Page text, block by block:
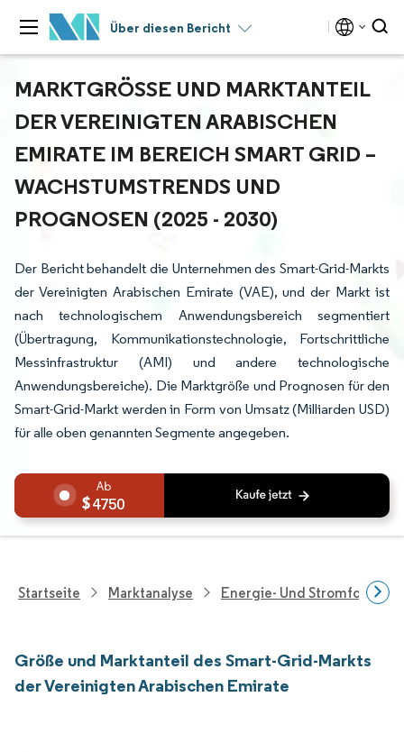
Über diesen Bericht
MARKTGRÖSSE UND MARKTANTEIL D
ER VEREINIGTEN ARABISCHEN E
MIRATE IM BEREICH SMART GRID – W
ACHSTUMSTRENDS UND P
ROGNOSEN (2025 - 2030)
Der Bericht behandelt die Unternehmen des Smart-Grid-Markts
der Vereinigten Arabischen Emirate (VAE), und der Markt ist
nach technologischem Anwendungsbereich segmentiert
(Übertragung, Kommunikationstechnologie, Fortschrittliche
Messinfrastruktur (AMI) und andere technologische
Anwendungsbereiche). Die Marktgröße und Prognosen für den
Smart-Grid-Markt werden in Form von Umsatz (Milliarden USD)
für alle oben genannten Segmente angegeben.
4750
Startseite Marktanalyse Energie- Und
Größe und Marktanteil des Smart-Grid-Markts
der Vereinigten Arabischen Emirate